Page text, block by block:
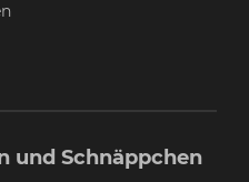
und Schnäppchen